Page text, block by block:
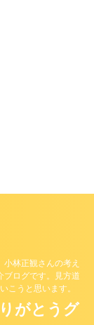
林正観さんの考え
ブログです。見方道
こうと思います。
がとうグ